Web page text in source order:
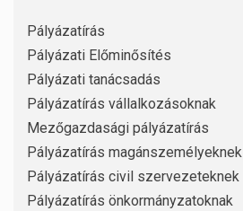
Pályázatírás
Pályázati Előminősítés
Pályázati tanácsadás
Pályázatírás vállalkozásoknak
Mezőgazdasági pályázatírás
Pályázatírás magánszemélyeknek
Pályázatírás civil szervezeteknek
Pályázatírás önkormányzatoknak